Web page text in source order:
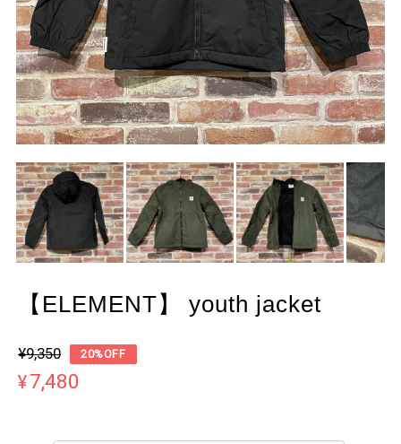
【ELEMENT】 youth jacket
¥9,350 20%OFF
¥7,480